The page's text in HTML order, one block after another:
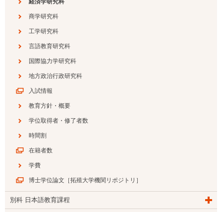
商学研究科
工学研究科
言語教育研究科
国際協力学研究科
地方政治行政研究科
入試情報
教育方針・概要
学位取得者・修了者数
時間割
在籍者数
学費
博士学位論文［拓殖大学機関リポジトリ］
別科 日本語教育課程